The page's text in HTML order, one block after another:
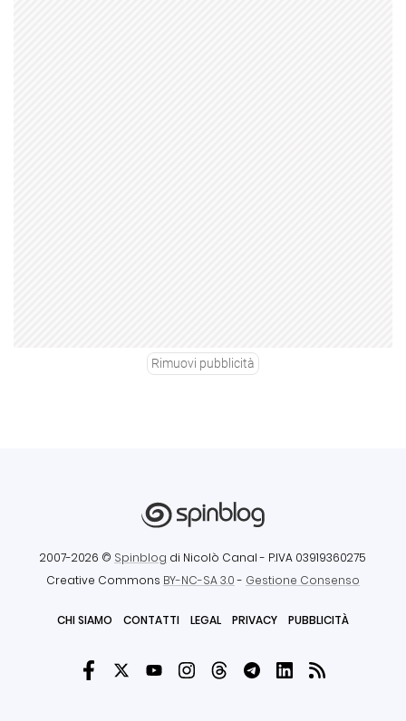
Rimuovi pubblicità
2007-2026 © Spinblog di Nicolò Canal - P.IVA 03919360275
Creative Commons BY-NC-SA 3.0- Gestione Consenso
CHI SIAMO CONTATTI LEGAL PRIVACY PUBBLICITÀ